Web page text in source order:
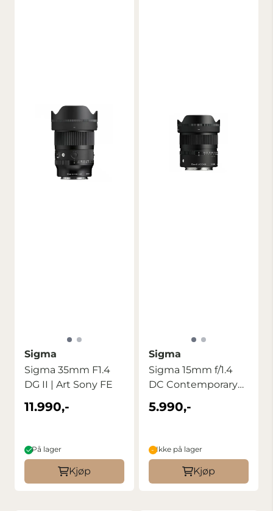
Sigma
Sigma 35mm F1.4
DG II | Art Sony FE
11.990,-
På lager
Kjøp
Sigma
Sigma 15mm f/1.4
DC Contemporary
Sony E
5.990,-
Ikke på lager
Kjøp